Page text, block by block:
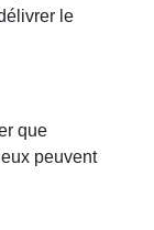
le
que
peuvent